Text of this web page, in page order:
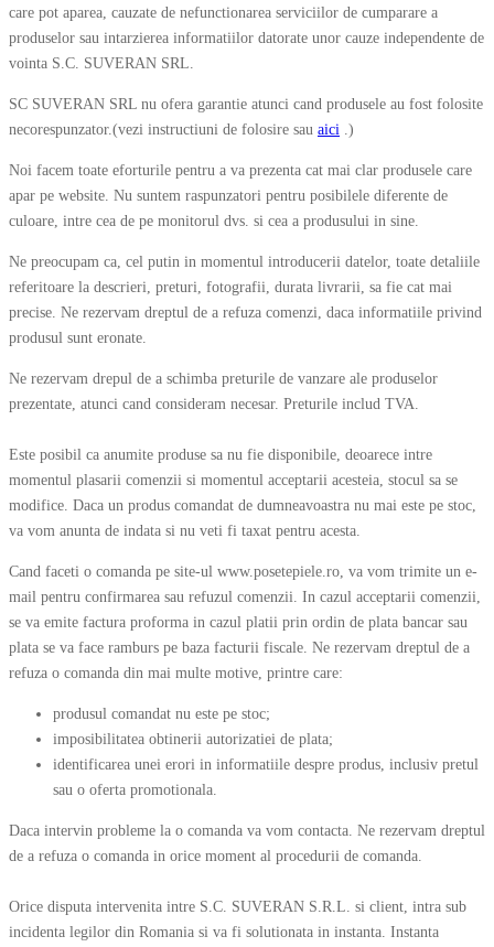
care pot aparea, cauzate de nefunctionarea serviciilor de cumparare a
produselor sau intarzierea informatiilor datorate unor cauze independente de
vointa S.C. SUVERAN SRL.
SC SUVERAN SRL nu ofera garantie atunci cand produsele au fost folosite
necorespunzator.(vezi instructiuni de folosire sau aici .)
Noi facem toate eforturile pentru a va prezenta cat mai clar produsele care
apar pe website. Nu suntem raspunzatori pentru posibilele diferente de
culoare, intre cea de pe monitorul dvs. si cea a produsului in sine.
Ne preocupam ca, cel putin in momentul introducerii datelor, toate detaliile
referitoare la descrieri, preturi, fotografii, durata livrarii, sa fie cat mai
precise. Ne rezervam dreptul de a refuza comenzi, daca informatiile privind
produsul sunt eronate.
Ne rezervam drepul de a schimba preturile de vanzare ale produselor
prezentate, atunci cand consideram necesar. Preturile includ TVA.
Este posibil ca anumite produse sa nu fie disponibile, deoarece intre
momentul plasarii comenzii si momentul acceptarii acesteia, stocul sa se
modifice. Daca un produs comandat de dumneavoastra nu mai este pe stoc,
va vom anunta de indata si nu veti fi taxat pentru acesta.
Cand faceti o comanda pe site-ul www.posetepiele.ro, va vom trimite un e-
mail pentru confirmarea sau refuzul comenzii. In cazul acceptarii comenzii,
se va emite factura proforma in cazul platii prin ordin de plata bancar sau
plata se va face ramburs pe baza facturii fiscale. Ne rezervam dreptul de a
refuza o comanda din mai multe motive, printre care:
produsul comandat nu este pe stoc;
imposibilitatea obtinerii autorizatiei de plata;
identificarea unei erori in informatiile despre produs, inclusiv pretul
sau o oferta promotionala.
Daca intervin probleme la o comanda va vom contacta. Ne rezervam dreptul
de a refuza o comanda in orice moment al procedurii de comanda.
Orice disputa intervenita intre S.C. SUVERAN S.R.L. si client, intra sub
incidenta legilor din Romania si va fi solutionata in instanta. Instanta